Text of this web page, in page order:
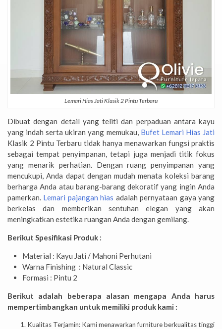
Lemari Hias Jati Klasik 2 Pintu Terbaru
Dibuat dengan detail yang teliti dan perpaduan antara kayu
yang indah serta ukiran yang memukau, Bufet Lemari Hias Jati
Klasik 2 Pintu Terbaru tidak hanya menawarkan fungsi praktis
sebagai tempat penyimpanan, tetapi juga menjadi titik fokus
yang menarik perhatian. Dengan ruang penyimpanan yang
mencukupi, Anda dapat dengan mudah menata koleksi barang
berharga Anda atau barang-barang dekoratif yang ingin Anda
pamerkan. Lemari pajangan hias adalah pernyataan gaya yang
berkelas dan memberikan sentuhan elegan yang akan
meningkatkan estetika ruangan Anda dengan gemilang.
Berikut Spesifikasi Produk :
Material : Kayu Jati / Mahoni Perhutani
Warna Finishing : Natural Classic
Formasi : Pintu 2
Berikut adalah beberapa alasan mengapa Anda harus
mempertimbangkan untuk memiliki produk kami :
Kualitas Terjamin: Kami menawarkan furniture berkualitas tinggi